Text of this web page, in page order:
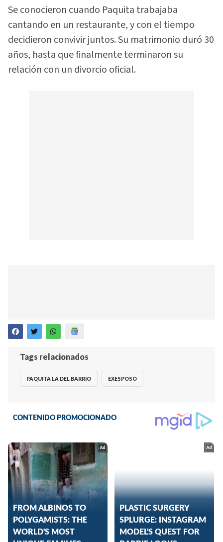
Se conocieron cuando Paquita trabajaba
cantando en un restaurante, y con el tiempo
decidieron convivir juntos. Su matrimonio duró 30
años, hasta que finalmente terminaron su
relación con un divorcio oficial.
Tags relacionados
PAQUITA LA DEL BARRIO EXESPOSO